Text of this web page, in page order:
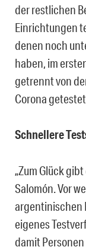
der restlichen
Einrichtungen
denen noch
haben, im
getrennt von
Corona
Schnellere
„Zum Glück
Salomón. Vor
argentinischen
eigenes
damit